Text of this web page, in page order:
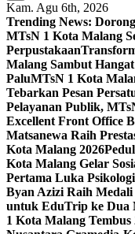
Kam. Agu 6th, 2026
Trending News:
MTsN 1 Kota Malang
Perpustakaan
Malang Sambut
PaluMTsN 1 Kota
Tebarkan Pesan
Pelayanan Publik,
Excellent Front Office
Matsanewa Raih
Kota Malang 2026
Kota Malang Gelar
Pertama Luka
Byan Azizi Raih
untuk EduTrip ke Dua
1 Kota Malang